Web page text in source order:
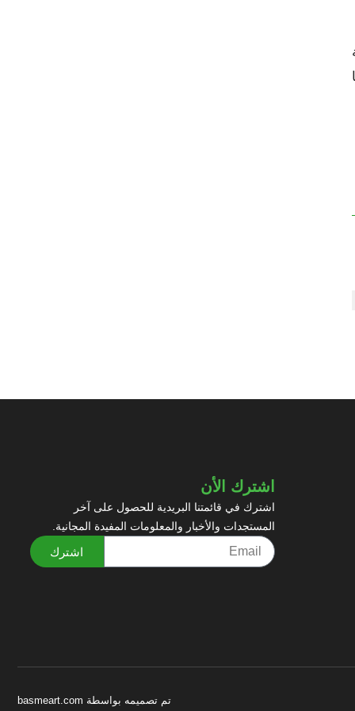
اشترك الأن
اشترك في قائمتنا البريدية للحصول على آخر
المستجدات والأخبار والمعلومات المفيدة المجانية.
اشترك
تم تصميمه بواسطة basmeart.com